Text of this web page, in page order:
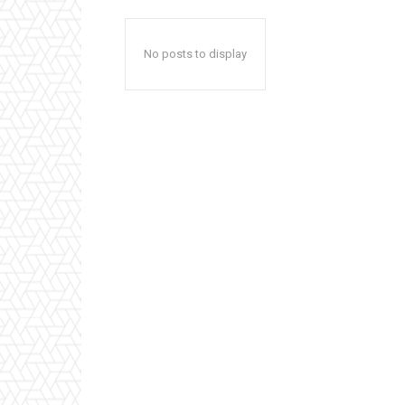
No posts to display